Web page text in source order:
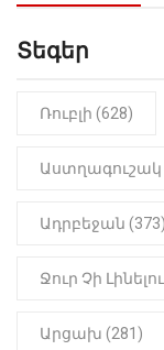
Տեգեր
Ռուբլի (628)
Աստղագուշակ
Ադրբեջան (373)
Ջուր Չի
Արցախ (281)